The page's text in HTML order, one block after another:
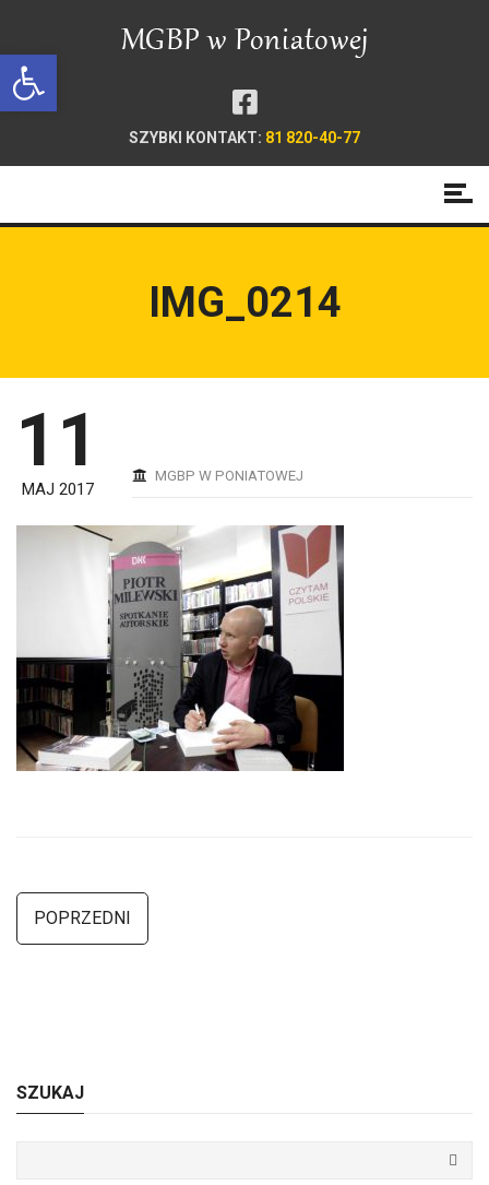
Open toolbar
SZYBKI KONTAKT: 81 820-40-77
IMG_0214
11
MAJ 2017
MGBP W PONIATOWEJ
POPRZEDNI
SZUKAJ